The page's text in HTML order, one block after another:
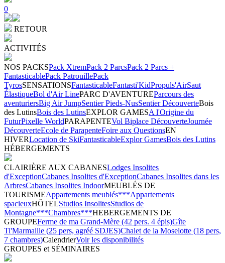
0
RETOUR
ACTIVITÉS
NOS PACKSPack XtremPack 2 ParcsPack 2 Parcs +
FantasticablePack PatrouillePack
TyrosSENSATIONSFantasticableFantasti'KidPropuls'AirSaut
ÉlastiqueBol d'Air LinePARC D'AVENTUREParcours des
aventuriersBig Air JumpSentier Pieds-NusSentier DécouverteBois
des LutinsBois des LutinsEXPLOR GAMESA l'Origine du
FuturPixelle WorldPARAPENTEVol Biplace DécouverteJournée
DécouverteEcole de ParapenteFoire aux QuestionsEN
HIVERLocation de SkiFantasticableExplor GamesBois des Lutins
HÉBERGEMENTS
CLAIRIÈRE AUX CABANESLodges Insolites
d'ExceptionCabanes Insolites d'ExceptionCabanes Insolites dans les
ArbresCabanes Insolites IndoorMEUBLÉS DE
TOURISMEAppartements meublés***Appartements
spacieuxHÔTELStudios InsolitesStudios de
Montagne***Chambres***HEBERGEMENTS DE
GROUPEFerme de ma Grand-Mère (42 pers. 4 épis)Gîte
Ti'Marmaille (25 pers, agréé SDJES)Chalet de la Moselotte (18 pers,
7 chambres)CalendrierVoir les disponibilités
GROUPES et SÉMINAIRES